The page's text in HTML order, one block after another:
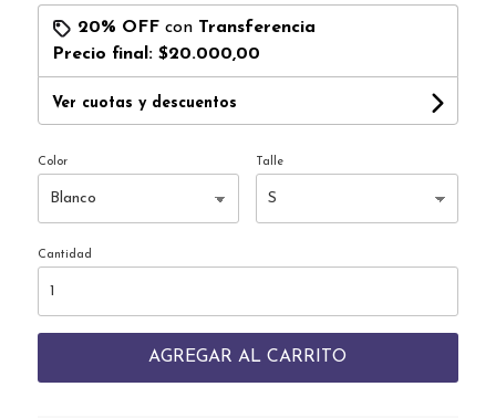
20% OFFcon Transferencia
Precio final: $20.000,00
Ver cuotas y descuentos
Color Talle
Cantidad
AGREGAR AL CARRITO